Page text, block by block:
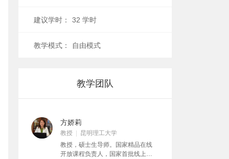
建议学时： 32 学时
教学模式： 自由模式
教学团队
方娇莉
教授
昆明理工大学
教授，硕士生导师。国家精品在线
开放课程负责人，国家首批线上线